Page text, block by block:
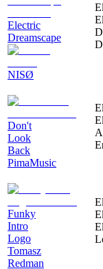
Electric
Dreamscape
NISØ
Don't
Look
Back
PimaMusic
Funky
Intro
Logo
Tomasz
Redman